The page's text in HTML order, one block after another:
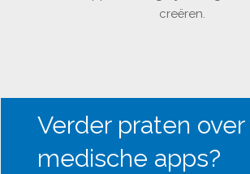
creëren.
Verder praten over
medische apps?